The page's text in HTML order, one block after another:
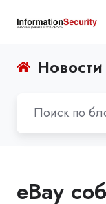
Новости
eBay